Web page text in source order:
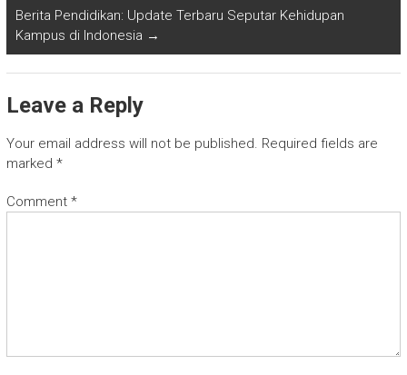
Berita Pendidikan: Update Terbaru Seputar Kehidupan
Kampus di Indonesia →
Leave a Reply
Your email address will not be published. Required fields are
marked *
Comment *